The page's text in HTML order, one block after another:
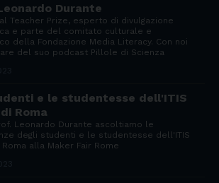
Durante
Teacher Prize, esperto di divulgazione
e parte del comitato culturale e
della Fondazione Media Literacy. Con noi
del suo podcast Pillole di Scienza
e le studentesse dell'ITIS
Roma
Leonardo Durante ascoltiamo le
degli studenti e le studentesse dell'ITIS
alla Maker Fair Rome